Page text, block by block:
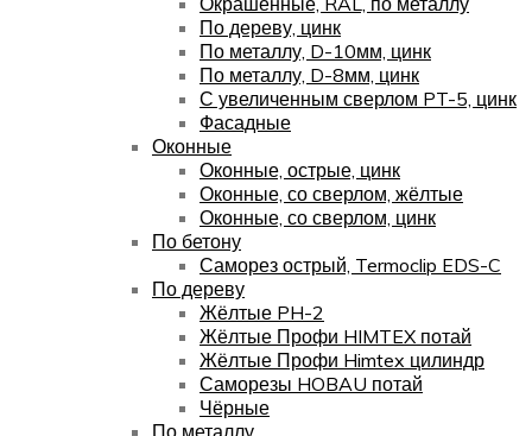
По дереву, цинк
По металлу, D-10мм, цинк
По металлу, D-8мм, цинк
С увеличенным сверлом PT-5, цинк
Фасадные
Оконные
Оконные, острые, цинк
Оконные, со сверлом, жёлтые
Оконные, со сверлом, цинк
По бетону
Саморез острый, Termoclip EDS-C
По дереву
Жёлтые PH-2
Жёлтые Профи HIMTEX потай
Жёлтые Профи Himtex цилиндр
Саморезы HOBAU потай
Чёрные
По металлу